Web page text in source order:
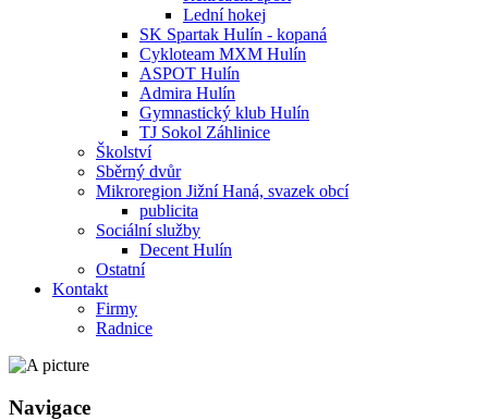
Lední hokej
SK Spartak Hulín - kopaná
Cykloteam MXM Hulín
ASPOT Hulín
Admira Hulín
Gymnastický klub Hulín
TJ Sokol Záhlinice
Školství
Sběrný dvůr
Mikroregion Jižní Haná, svazek obcí
publicita
Sociální služby
Decent Hulín
Ostatní
Kontakt
Firmy
Radnice
Navigace